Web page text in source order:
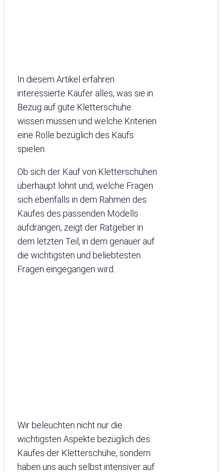
In diesem Artikel erfahren
interessierte Käufer alles, was sie in
Bezug auf gute Kletterschuhe
wissen müssen und welche Kriterien
eine Rolle bezüglich des Kaufs
spielen.
Ob sich der Kauf von Kletterschuhen
überhaupt lohnt und, welche Fragen
sich ebenfalls in dem Rahmen des
Kaufes des passenden Modells
aufdrängen, zeigt der Ratgeber in
dem letzten Teil, in dem genauer auf
die wichtigsten und beliebtesten
Fragen eingegangen wird.
Wir beleuchten nicht nur die
wichtigsten Aspekte bezüglich des
Kaufes der Kletterschuhe, sondern
haben uns auch selbst intensiver auf